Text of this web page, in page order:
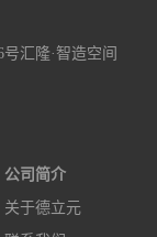
汇隆·智造空间
公司简介
关于德立元